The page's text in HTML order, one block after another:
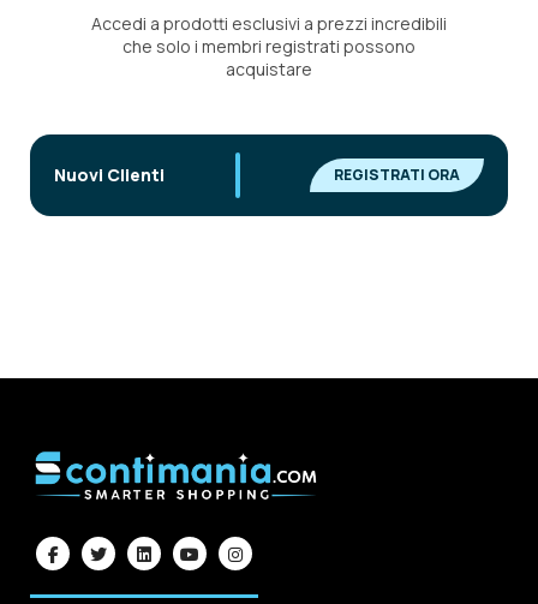
Accedi a prodotti esclusivi a prezzi incredibili
che solo i membri registrati possono
acquistare
Nuovi Clienti REGISTRATI ORA